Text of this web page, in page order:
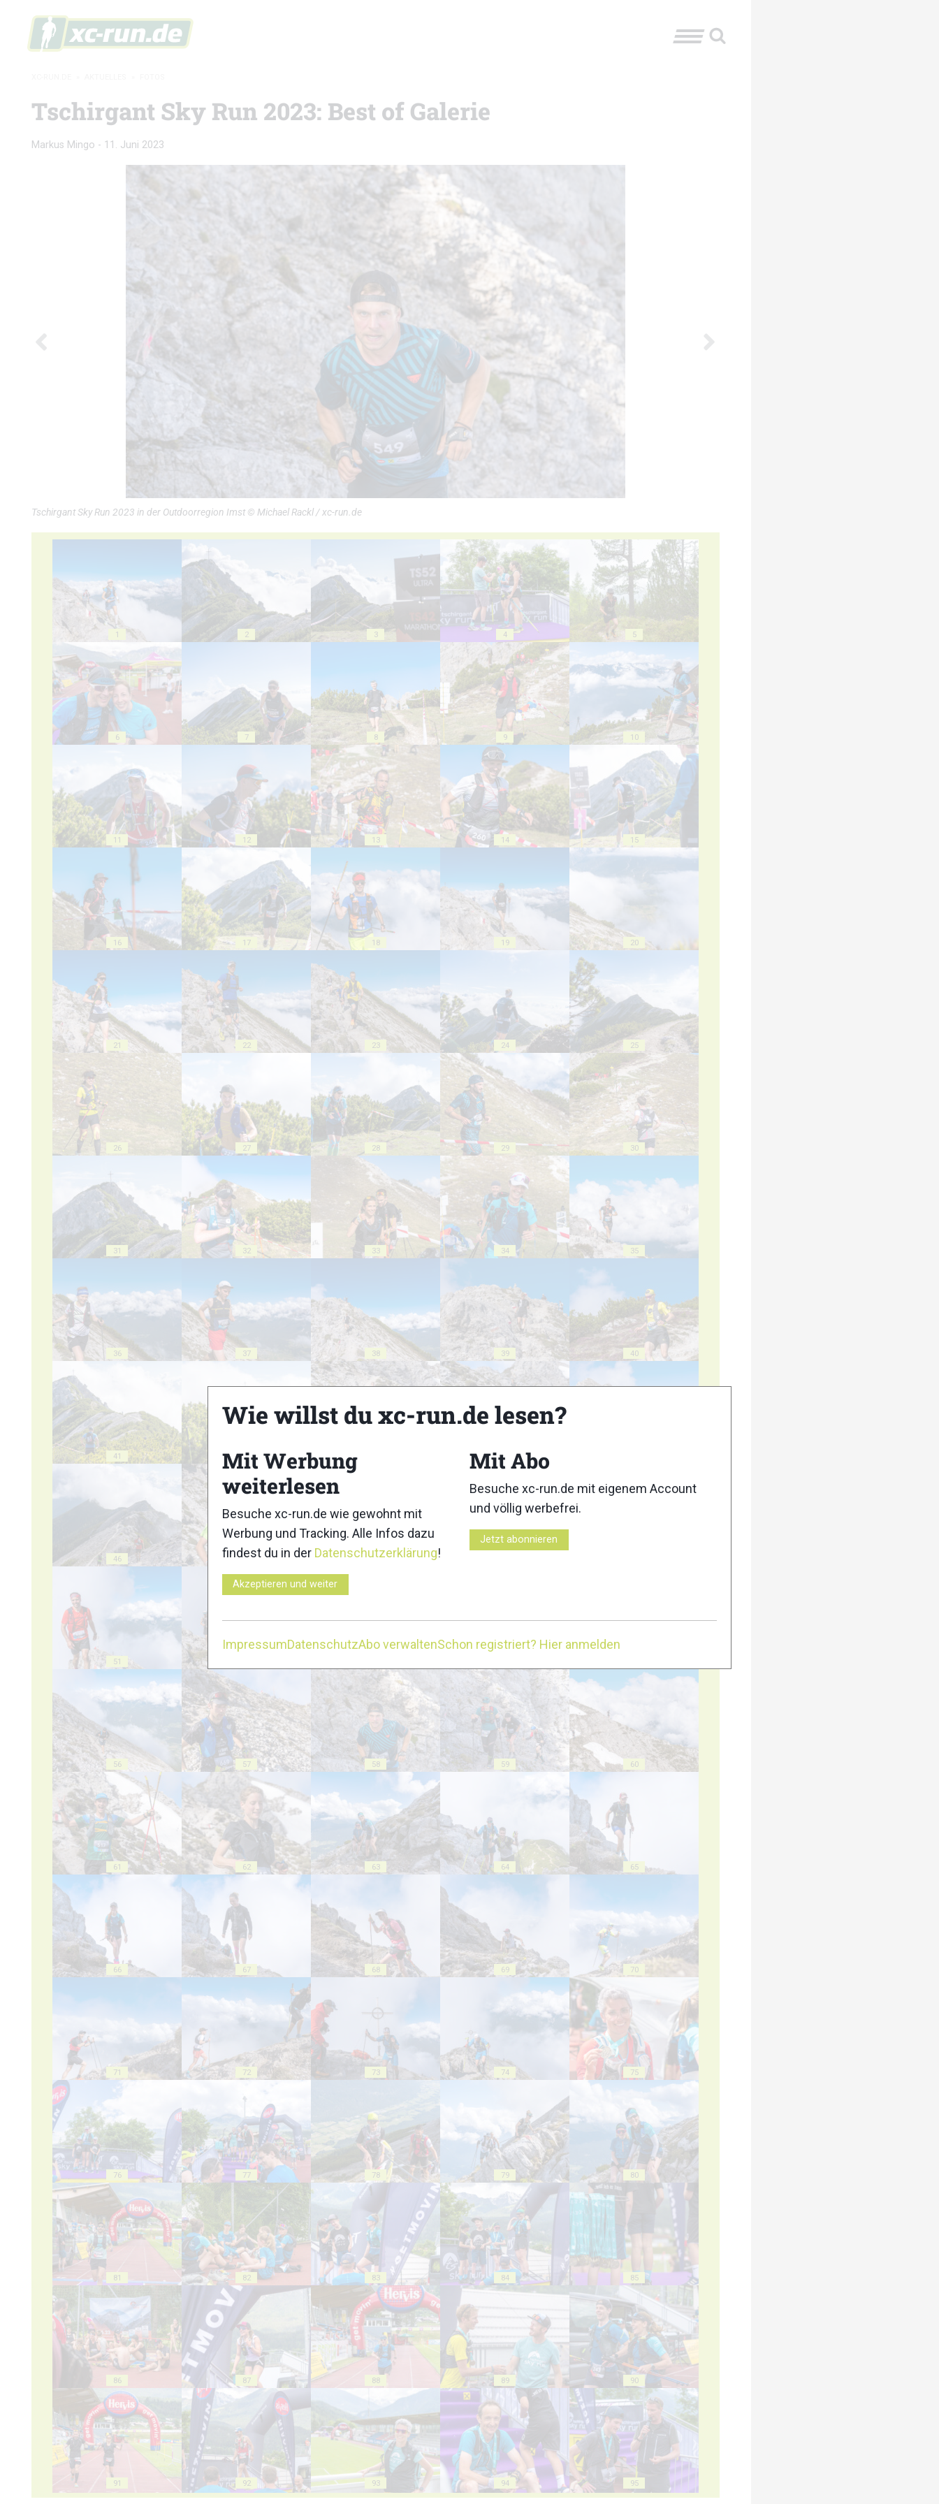
Tschirgant Sky Run 2023: Best of Galerie
Markus Mingo - 11. Juni 2023
Tschirgant Sky Run 2023 in der Outdoorregion Imst © Michael Rackl / xc-run.de
1 2 3 4 5
6 7 8 9 10
11 12 13 14 15
16 17 18 19 20
21 22 23 24 25
26 27 28 29 30
31 32 33 34 35
36 37 38 39 40
41 42 44
46 47 48
51
56 57 58 59 60
61 62 63 64 65
66 67 68 69 70
71 72 73 74 75
76 77 78 79 80
81 82 83 84 85
86 87 88 89 90
91 92 93 94 95
Wie willst du xc-run.de lesen?
Mit Werbung
weiterlesen
Besuche xc-run.de wie gewohnt mit
Werbung und Tracking. Alle Infos dazu
findest du in der Datenschutzerklärung!
Akzeptieren und weiter
Mit Abo
Besuche xc-run.de mit eigenem Account
und völlig werbefrei.
Jetzt abonnieren
ImpressumDatenschutzAbo verwaltenSchon registriert? Hier anmelden